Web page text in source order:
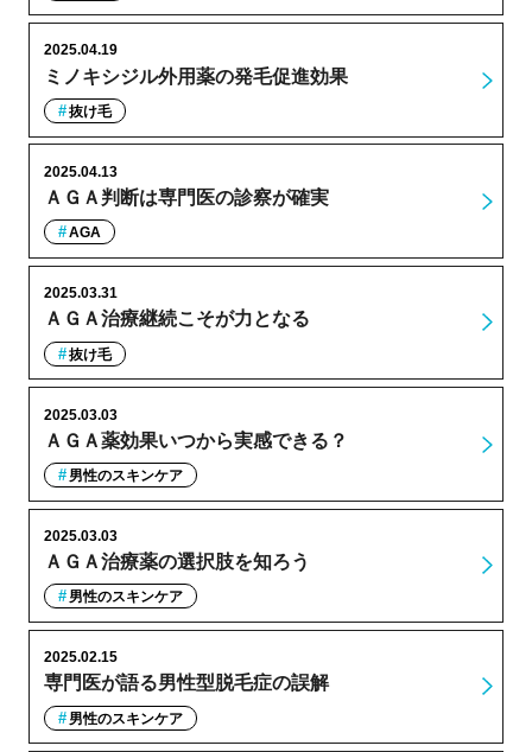
ミノキシジル外用薬の発毛促進効果
2025.04.19
抜け毛
ＡＧＡ判断は専門医の診察が確実
2025.04.13
AGA
ＡＧＡ治療継続こそが力となる
2025.03.31
抜け毛
ＡＧＡ薬効果いつから実感できる？
2025.03.03
男性のスキンケア
ＡＧＡ治療薬の選択肢を知ろう
2025.03.03
男性のスキンケア
専門医が語る男性型脱毛症の誤解
2025.02.15
男性のスキンケア